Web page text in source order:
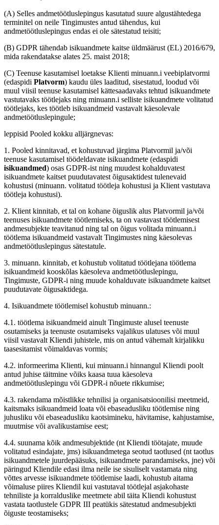
(A) Selles andmetöötluslepingus kasutatud suure algustähtedega
terminitel on neile Tingimustes antud tähendus, kui
andmetöötluslepingus endas ei ole sätestatud teisiti;
(B) GDPR tähendab isikuandmete kaitse üldmäärust (EL) 2016/679,
mida rakendatakse alates 25. maist 2018;
(C) Teenuse kasutamisel loetakse Klienti minuann.i veebiplatvormi
(edaspidi Platvorm) kaudu üles laaditud, sisestatud, loodud või
muul viisil teenuse kasutamisel kättesaadavaks tehtud isikuandmete
vastutavaks töötlejaks ning minuann.i selliste isikuandmete volitatud
töötlejaks, kes töötleb isikuandmeid vastavalt käesolevale
andmetöötluslepingule;
leppisid Pooled kokku alljärgnevas:
1. Pooled kinnitavad, et kohustuvad järgima Platvormil ja/või
teenuse kasutamisel töödeldavate isikuandmete (edaspidi
isikuandmed) osas GDPR-ist ning muudest kohalduvatest
isikuandmete kaitset puudutavatest õigusaktidest tulenevaid
kohustusi (minuann. volitatud töötleja kohustusi ja Klient vastutava
töötleja kohustusi).
2. Klient kinnitab, et tal on kohane õiguslik alus Platvormil ja/või
teenuses isikuandmete töötlemiseks, ta on vastavast töötlemisest
andmesubjekte teavitanud ning tal on õigus volitada minuann.i
töötlema isikuandmeid vastavalt Tingimustes ning käesolevas
andmetöötluslepingus sätestatule.
3. minuann. kinnitab, et kohustub volitatud töötlejana töötlema
isikuandmeid kooskõlas käesoleva andmetöötluslepingu,
Tingimuste, GDPR-i ning muude kohalduvate isikuandmete kaitset
puudutavate õigusaktidega.
4. Isikuandmete töötlemisel kohustub minuann.:
4.1. töötlema isikuandmeid ainult Tingimuste alusel teenuste
osutamiseks ja teenuste osutamiseks vajalikus ulatuses või muul
viisil vastavalt Kliendi juhistele, mis on antud vähemalt kirjalikku
taasesitamist võimaldavas vormis;
4.2. informeerima Klienti, kui minuann.i hinnangul Kliendi poolt
antud juhise täitmine võiks kaasa tuua käesoleva
andmetöötluslepingu või GDPR-i nõuete rikkumise;
4.3. rakendama mõistlikke tehnilisi ja organisatsioonilisi meetmeid,
kaitsmaks isikuandmeid loata või ebaseadusliku töötlemise ning
juhusliku või ebaseadusliku kaotsimineku, hävitamise, kahjustamise,
muutmise või avalikustamise eest;
4.4. suunama kõik andmesubjektide (nt Kliendi töötajate, muude
volitatud esindajate, jms) isikuandmetega seotud taotlused (nt taotlus
isikuandmetele juurdepääsuks, isikuandmete parandamiseks, jne) või
päringud Kliendile edasi ilma neile ise sisuliselt vastamata ning
võttes arvesse isikuandmete töötlemise laadi, kohustub aitama
võimaluse piires Kliendil kui vastutaval töötlejal asjakohaste
tehniliste ja korralduslike meetmete abil täita Kliendi kohustust
vastata taotlustele GDPR III peatükis sätestatud andmesubjekti
õiguste teostamiseks;